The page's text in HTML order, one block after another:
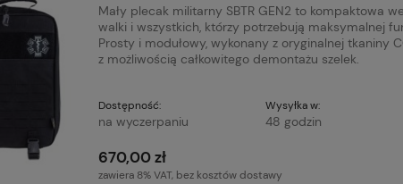
Mały plecak militarny SBTR GEN2 to kompaktowa
walki i wszystkich, którzy potrzebują maksymalnej
Prosty i modułowy, wykonany z oryginalnej tkaniny
z możliwością całkowitego demontażu szelek.
Dostępność:
na wyczerpaniu
Wysyłka w:
48 godzin
670,00 zł
zawiera 8% VAT, bez kosztów dostawy